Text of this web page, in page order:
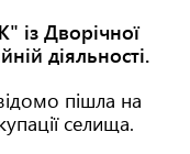
із Дворічної
діяльності.
пішла на
селища.